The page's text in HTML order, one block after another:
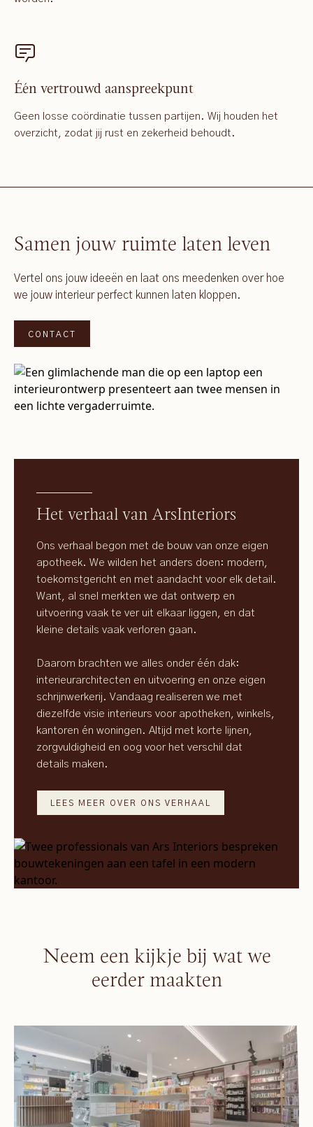
Één vertrouwd aanspreekpunt
Geen losse coördinatie tussen partijen. Wij houden het
overzicht, zodat jij rust en zekerheid behoudt.
Samen jouw ruimte laten leven
Vertel ons jouw ideeën en laat ons meedenken over hoe
we jouw interieur perfect kunnen laten kloppen.
CONTACT
Het verhaal van ArsInteriors
Ons verhaal begon met de bouw van onze eigen
apotheek. We wilden het anders doen: modern,
toekomstgericht en met aandacht voor elk detail.
Want, al snel merkten we dat ontwerp en
uitvoering vaak te ver uit elkaar liggen, en dat
kleine details vaak verloren gaan.
Daarom brachten we alles onder één dak:
interieurarchitecten en uitvoering en onze eigen
schrijnwerkerij. Vandaag realiseren we met
diezelfde visie interieurs voor apotheken, winkels,
kantoren én woningen. Altijd met korte lijnen,
zorgvuldigheid en oog voor het verschil dat
details maken.
LEES MEER OVER ONS VERHAAL
Neem een kijkje bij wat we
eerder maakten